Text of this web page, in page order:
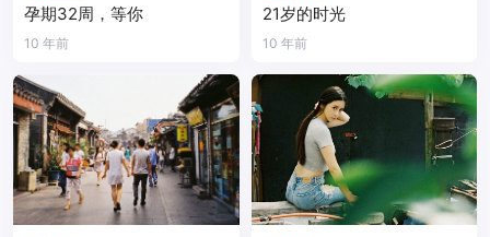
孕期32周，等你
10 年前
21岁的时光
10 年前